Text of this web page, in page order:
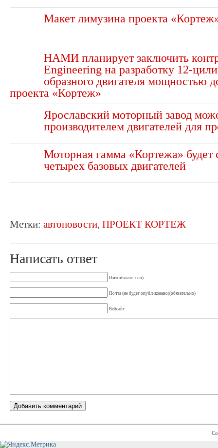
Макет лимузина проекта
НАМИ планирует заключить
Engineering на разработку 12-
образного двигателя мощностью
проекта «Кортеж»
Ярославский моторный завод
производителем двигателей для
Моторная гамма «Кортежа» будет
четырех базовых двигателей
Метки: автоновости, ПРОЕКТ КОРТЕЖ
Написать ответ
Имя(обязательно)
Почта (не будет опубликовано)(обязательно)
Вебсайт